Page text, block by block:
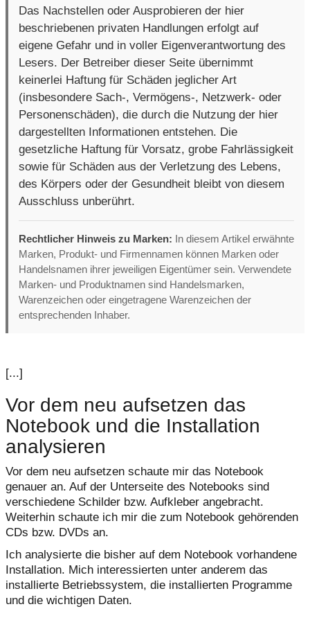
Das Nachstellen oder Ausprobieren der hier
beschriebenen privaten Handlungen erfolgt auf
eigene Gefahr und in voller Eigenverantwortung des
Lesers. Der Betreiber dieser Seite übernimmt
keinerlei Haftung für Schäden jeglicher Art
(insbesondere Sach-, Vermögens-, Netzwerk- oder
Personenschäden), die durch die Nutzung der hier
dargestellten Informationen entstehen. Die
gesetzliche Haftung für Vorsatz, grobe Fahrlässigkeit
sowie für Schäden aus der Verletzung des Lebens,
des Körpers oder der Gesundheit bleibt von diesem
Ausschluss unberührt.
Rechtlicher Hinweis zu Marken: In diesem Artikel erwähnte
Marken, Produkt- und Firmennamen können Marken oder
Handelsnamen ihrer jeweiligen Eigentümer sein. Verwendete
Marken- und Produktnamen sind Handelsmarken,
Warenzeichen oder eingetragene Warenzeichen der
entsprechenden Inhaber.
[...]
Vor dem neu aufsetzen das
Notebook und die Installation
analysieren
Vor dem neu aufsetzen schaute mir das Notebook
genauer an. Auf der Unterseite des Notebooks sind
verschiedene Schilder bzw. Aufkleber angebracht.
Weiterhin schaute ich mir die zum Notebook gehörenden
CDs bzw. DVDs an.
Ich analysierte die bisher auf dem Notebook vorhandene
Installation. Mich interessierten unter anderem das
installierte Betriebssystem, die installierten Programme
und die wichtigen Daten.